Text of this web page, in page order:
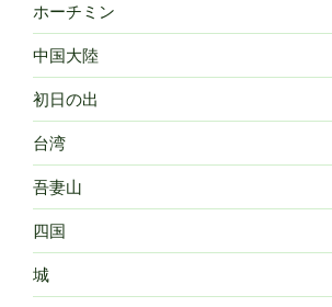
ホーチミン
中国大陸
初日の出
台湾
吾妻山
四国
城